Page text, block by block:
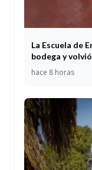
La Escuela de
bodega y
hace 8 horas